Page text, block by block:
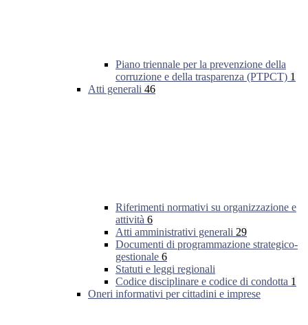
Piano triennale per la prevenzione della
corruzione e della trasparenza (PTPCT) 1
Atti generali 46
Riferimenti normativi su organizzazione e
attività 6
Atti amministrativi generali 29
Documenti di programmazione strategico-
gestionale 6
Statuti e leggi regionali
Codice disciplinare e codice di condotta 1
Oneri informativi per cittadini e imprese